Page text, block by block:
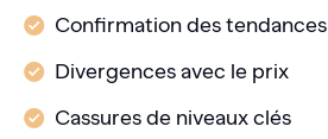
Confirmation des tendances
Divergences avec le prix
Cassures de niveaux clés